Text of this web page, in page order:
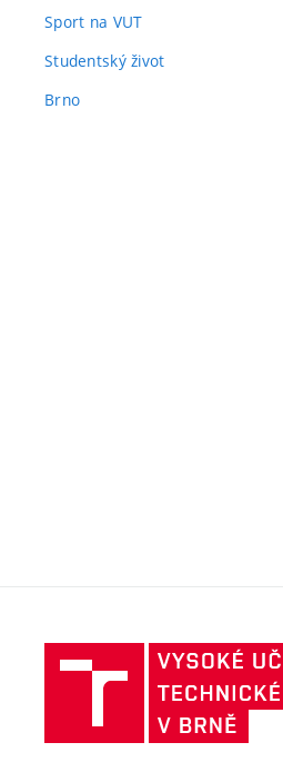
Sport na VUT
Studentský život
Brno